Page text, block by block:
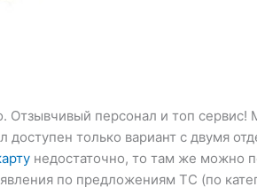
Отзывчивый персонал и топ
только вариант с двумя
недостаточно, то там же можно
по предложениям ТС (по